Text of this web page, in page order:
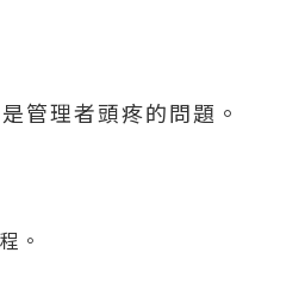
管理者頭疼的問題。
。